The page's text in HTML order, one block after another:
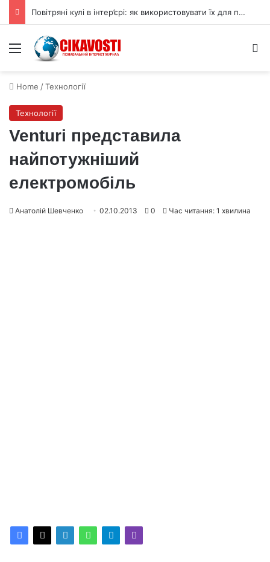
Повітряні кулі в інтер’єрі: як використовувати їх для прикраси
Menu
Home /Технології
Технології
Venturi представила
найпотужніший
електромобіль
Анатолій Шевченко 02.10.2013 0 Час читання: 1 хвилина